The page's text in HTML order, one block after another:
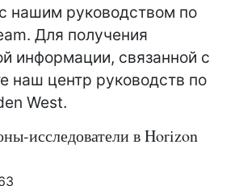
нашим руководством по
Для получения
информации, связанной с
наш центр руководств по
West.
исследователи в Horizon